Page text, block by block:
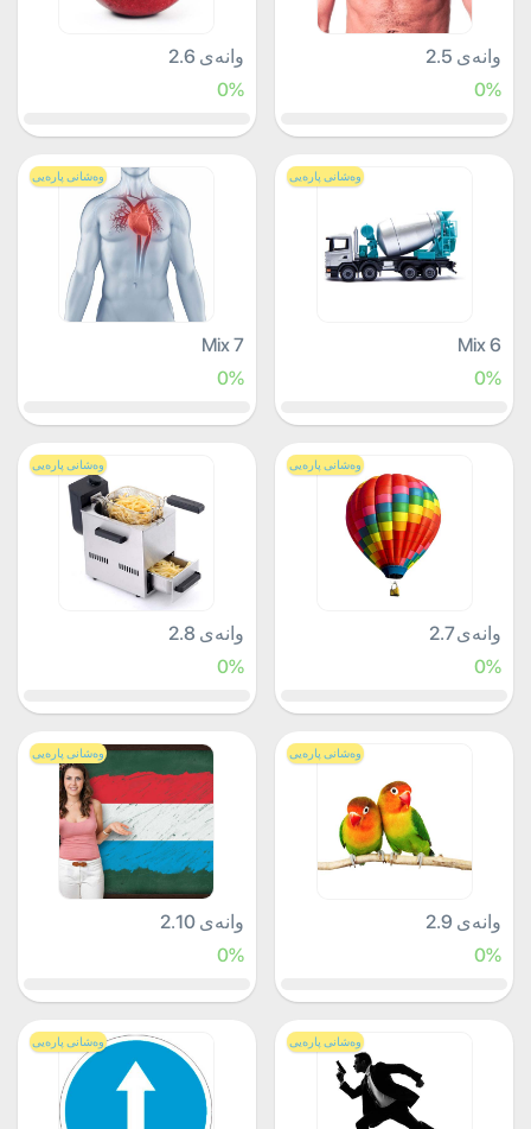
وانەی 2.5
0%
وانەی 2.6
0%
وەشانی پارەیی
Mix 6
0%
وەشانی پارەیی
Mix 7
0%
وەشانی پارەیی
وانەی 2.7
0%
وەشانی پارەیی
وانەی 2.8
0%
وەشانی پارەیی
وانەی 2.9
0%
وەشانی پارەیی
وانەی 2.10
0%
وەشانی پارەیی وەشانی پارەیی